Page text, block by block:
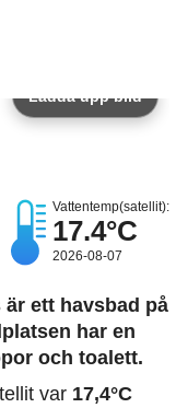
Ladda upp bild
Vattentemp(satellit):
17.4°C
2026-08-07
ett havsbad på
har en
och toalett.
var 17,4°C